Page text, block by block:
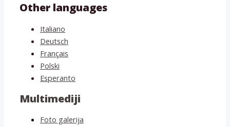
Other languages
Italiano
Deutsch
Français
Polski
Esperanto
Multimediji
Foto galerija